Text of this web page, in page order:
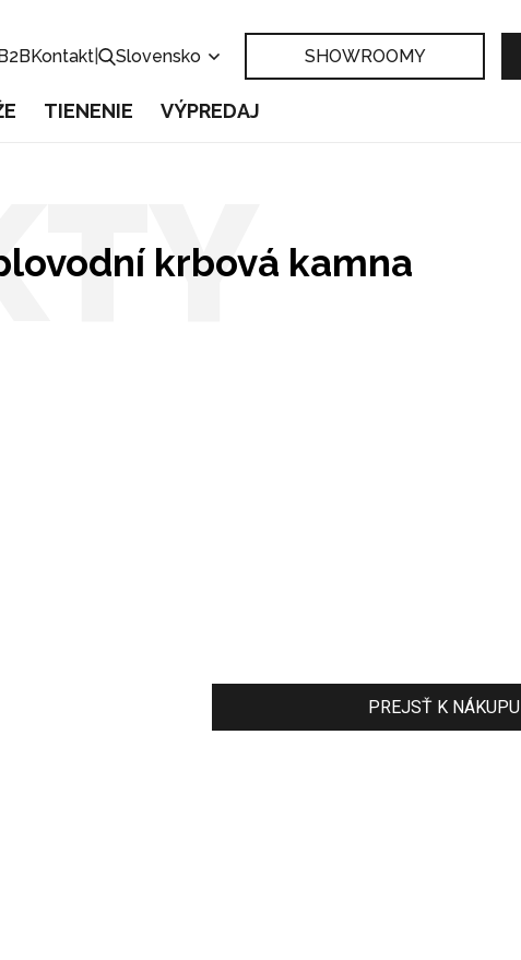
Kontakt Slovensko SHOWROOMY
TIENENIE VÝPREDAJ
krbová kamna
PREJSŤ K NÁKUPU